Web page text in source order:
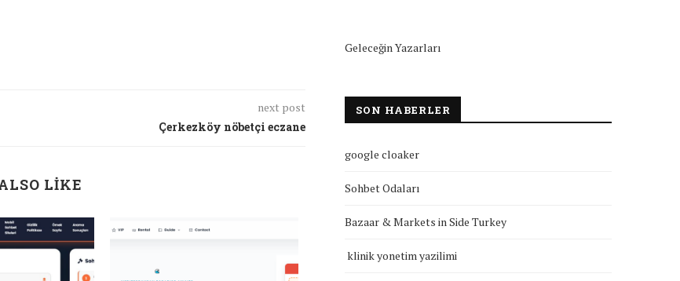
next post
Çerkezköy nöbetçi eczane
LIKE
Geleceğin Yazarları
SON HABERLER
google cloaker
Sohbet Odaları
Bazaar & Markets in Side Turkey
klinik yonetim yazilimi